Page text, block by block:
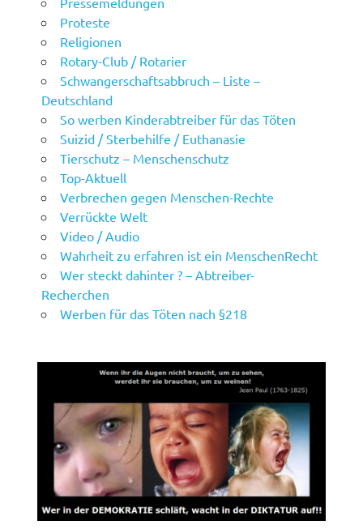
Proteste
Religionen
Rotary-Club / Rotarier
Schwangerschaftsabbruch – Liste –
Deutschland
So werben Kinderabtreiber für das Töten
Suizid / Sterbehilfe / Euthanasie
Tierschutz – Menschenschutz
Top-Aktuell
Verbrechen gegen Menschen-Rechte
Verrückte Welt
Video / Audio
Wahrheit zu erfahren ist ein MenschenRecht
Wer steckt dahinter ? – Abtreiber-
Recherchen
Werben für das Töten nach §218